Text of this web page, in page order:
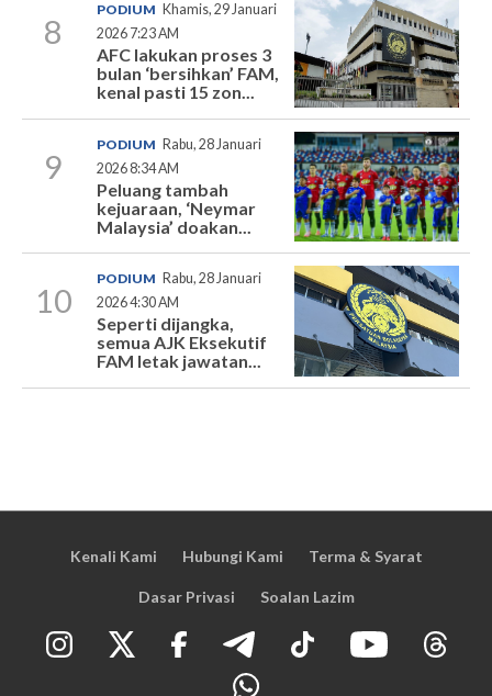
8
PODIUM Khamis, 29 Januari
2026 7:23 AM
AFC lakukan proses 3
bulan ‘bersihkan’ FAM,
kenal pasti 15 zon...
9
PODIUM Rabu, 28 Januari
2026 8:34 AM
Peluang tambah
kejuaraan, ‘Neymar
Malaysia’ doakan...
10
PODIUM Rabu, 28 Januari
2026 4:30 AM
Seperti dijangka,
semua AJK Eksekutif
FAM letak jawatan...
Kenali Kami Hubungi Kami Terma & Syarat
Dasar Privasi Soalan Lazim